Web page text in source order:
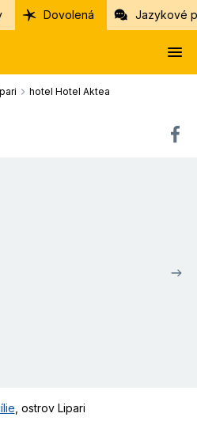
Dovolená Jazykové
hotel Hotel Aktea
ostrov Lipari